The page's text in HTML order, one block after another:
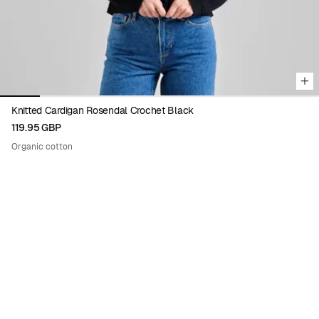
Knitted Cardigan Rosendal Crochet Black
119.95 GBP
Organic cotton